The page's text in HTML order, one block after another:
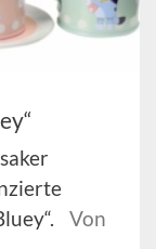
Von